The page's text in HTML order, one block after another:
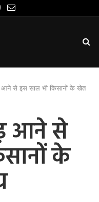
से इस साल भी किसानों के खेत
आने से
के